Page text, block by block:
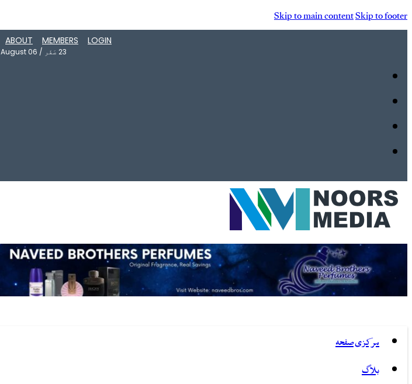
Skip to main contentSkip to footer
LOGIN
MEMBERS
ABOUT
23 صَفَر /
August 06
مرکزی صفحہ
بلاگ